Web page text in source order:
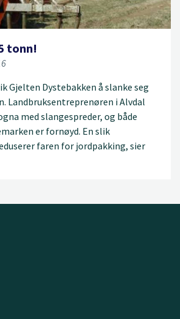
tonn!
Gjelten Dystebakken å slanke seg
Landbruksentreprenøren i Alvdal
med slangespreder, og både
er fornøyd. En slik
faren for jordpakking, sier